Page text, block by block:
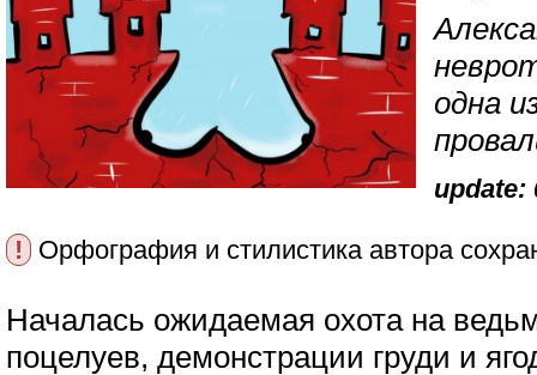
одна
update:
! Орфография и стилистика автора
Началась ожидаемая охота на
поцелуев, демонстрации груди и